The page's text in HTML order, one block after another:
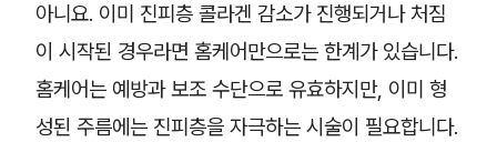
아니요. 이미 진피층 콜라겐 감소가 진행되거나 처짐
이 시작된 경우라면 홈케어만으로는 한계가 있습니다.
홈케어는 예방과 보조 수단으로 유효하지만, 이미 형
성된 주름에는 진피층을 자극하는 시술이 필요합니다.